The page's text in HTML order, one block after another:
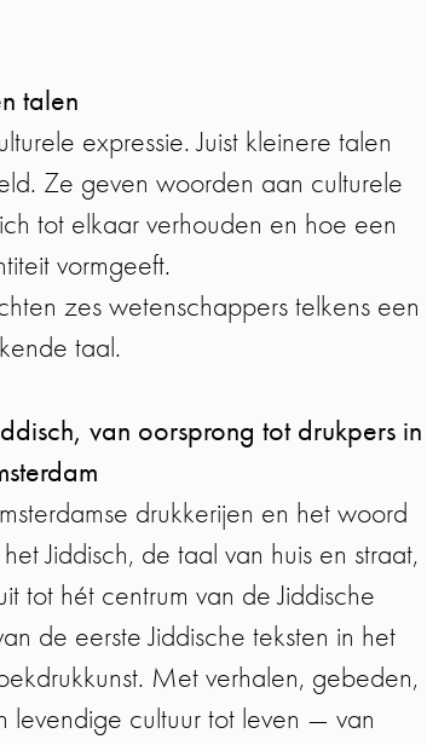
talen
expressie. Juist kleinere talen
Ze geven woorden aan culturele
tot elkaar verhouden en hoe een
vormgeeft.
zes wetenschappers telkens een
taal.
van oorsprong tot drukpers in
drukkerijen en het woord
Jiddisch, de taal van huis en straat,
tot hét centrum van de Jiddische
de eerste Jiddische teksten in het
Met verhalen, gebeden,
levendige cultuur tot leven — van